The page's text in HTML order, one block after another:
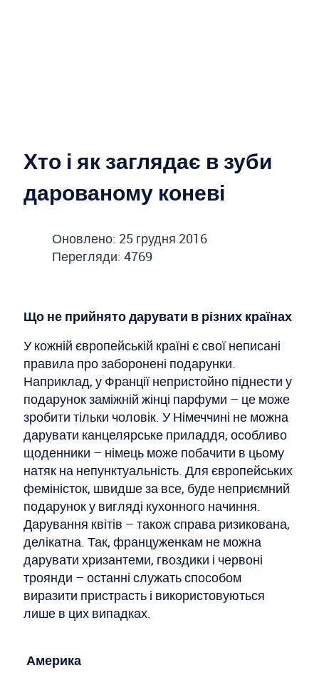
Хто і як заглядає в зуби
дарованому коневі
Оновлено: 25 грудня 2016
Перегляди: 4769
Що не прийнято дарувати в різних країнах
У кожній європейській країні є свої неписані
правила про заборонені подарунки.
Наприклад, у Франції непристойно піднести у
подарунок заміжній жінці парфуми – це може
зробити тільки чоловік. У Німеччині не можна
дарувати канцелярське приладдя, особливо
щоденники – німець може побачити в цьому
натяк на непунктуальність. Для європейських
феміністок, швидше за все, буде неприємний
подарунок у вигляді кухонного начиння.
Дарування квітів – також справа ризикована,
делікатна. Так, француженкам не можна
дарувати хризантеми, гвоздики і червоні
троянди – останні служать способом
виразити пристрасть і використовуються
лише в цих випадках.
Америка